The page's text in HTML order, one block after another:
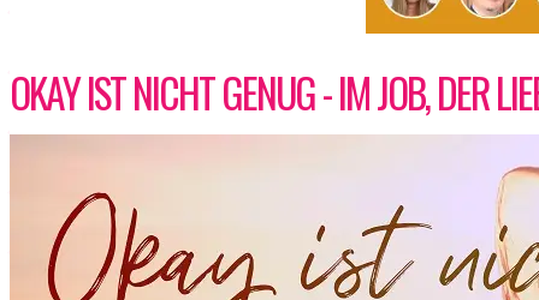
OKAY IST NICHT GENUG - IM JOB, DER